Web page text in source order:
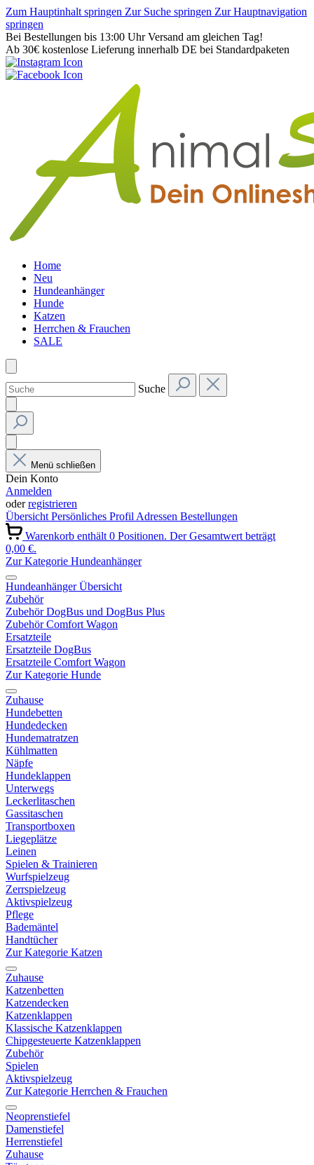
Zum Hauptinhalt springen Zur Suche springen Zur Hauptnavigation
springen
Bei Bestellungen bis 13:00 Uhr Versand am gleichen Tag!
Ab 30€ kostenlose Lieferung innerhalb DE bei Standardpaketen
Home
Neu
Hundeanhänger
Hunde
Katzen
Herrchen & Frauchen
SALE
Suche
Menü schließen
Dein Konto
Anmelden
oderregistrieren
ÜbersichtPersönliches ProfilAdressen Bestellungen
Warenkorb enthält 0 Positionen. Der Gesamtwert beträgt
0,00 €.
Zur Kategorie Hundeanhänger
Hundeanhänger Übersicht
Zubehör
Zubehör DogBus und DogBus Plus
Zubehör Comfort Wagon
Ersatzteile
Ersatzteile DogBus
Ersatzteile Comfort Wagon
Zur Kategorie Hunde
Zuhause
Hundebetten
Hundedecken
Hundematratzen
Kühlmatten
Näpfe
Hundeklappen
Unterwegs
Leckerlitaschen
Gassitaschen
Transportboxen
Liegeplätze
Leinen
Spielen & Trainieren
Wurfspielzeug
Zerrspielzeug
Aktivspielzeug
Pflege
Bademäntel
Handtücher
Zur Kategorie Katzen
Zuhause
Katzenbetten
Katzendecken
Katzenklappen
Klassische Katzenklappen
Chipgesteuerte Katzenklappen
Zubehör
Spielen
Aktivspielzeug
Zur Kategorie Herrchen & Frauchen
Neoprenstiefel
Damenstiefel
Herrenstiefel
Zuhause